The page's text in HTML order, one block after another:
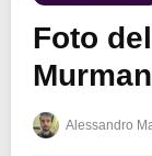
Foto
Alessandro